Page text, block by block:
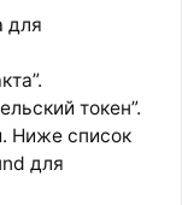
для
токен”.
Ниже список
для